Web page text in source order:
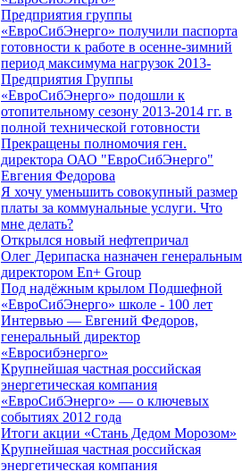
Предприятия группы
«ЕвроСибЭнерго» получили паспорта
готовности к работе в осенне-зимний
период максимума нагрузок 2013-
Предприятия Группы
«ЕвроСибЭнерго» подошли к
отопительному сезону 2013-2014 гг. в
полной технической готовности
Прекращены полномочия ген.
директора ОАО "ЕвроСибЭнерго"
Евгения Федорова
Я хочу уменьшить совокупный размер
платы за коммунальные услуги. Что
мне делать?
Открылся новый нефтепричал
Олег Дерипаска назначен генеральным
директором En+ Group
Под надёжным крылом Подшефной
«ЕвроСибЭнерго» школе - 100 лет
Интервью — Евгений Федоров,
генеральный директор
«Евросибэнерго»
Крупнейшая частная российская
энергетическая компания
«ЕвроСибЭнерго» — о ключевых
событиях 2012 года
Итоги акции «Стань Дедом Морозом»
Крупнейшая частная российская
энергетическая компания